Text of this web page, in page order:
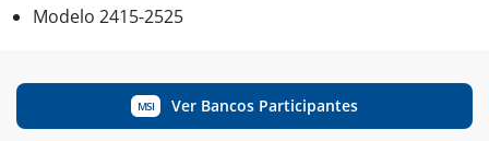
Modelo 2415-2525
MSI Ver Bancos Participantes